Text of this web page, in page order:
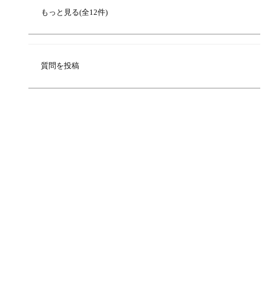
もっと見る(全12件)
質問を投稿